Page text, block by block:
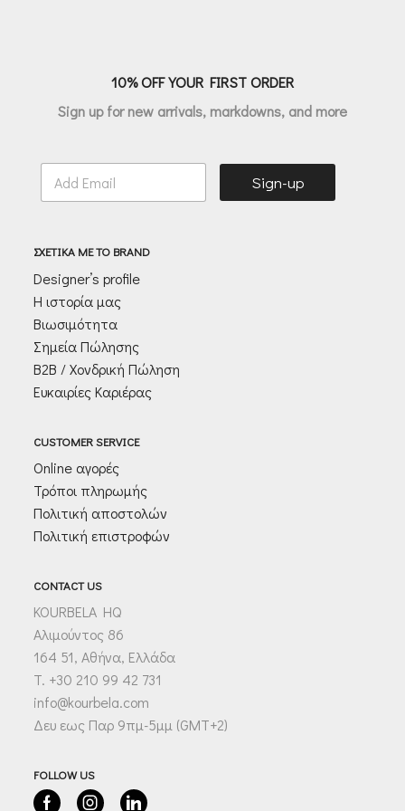
10% OFF YOUR FIRST ORDER
Sign up for new arrivals, markdowns, and more
E
a
*
Sign-up
ΣΧΕΤΙΚΑ ΜΕ ΤΟ BRAND
Designer’s profile
Η ιστορία μας
Βιωσιμότητα
Σημεία Πώλησης
Β2Β / Χονδρική Πώληση
Ευκαιρίες Καριέρας
CUSTOMER SERVICE
Online αγορές
Τρόποι πληρωμής
Πολιτική αποστολών
Πολιτική επιστροφών
CONTACT US
KOURBELA HQ
Αλιμούντος 86
164 51, Αθήνα, Ελλάδα
T. +30 210 99 42 731
info@kourbela.com
Δευ εως Παρ 9πμ-5μμ (GMT+2)
FOLLOW US